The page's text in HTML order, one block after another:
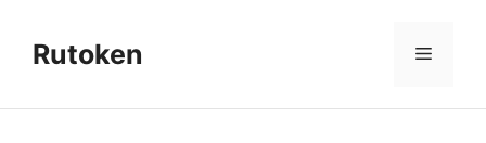
содержимому
Rutoken Меню